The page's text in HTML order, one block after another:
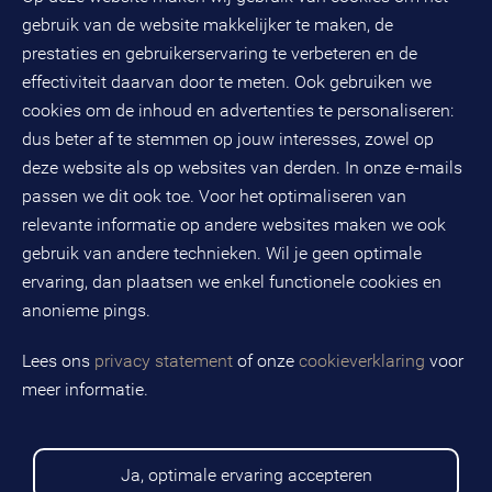
gebruik van de website makkelijker te maken, de
prestaties en gebruikerservaring te verbeteren en de
effectiviteit daarvan door te meten. Ook gebruiken we
cookies om de inhoud en advertenties te personaliseren:
dus beter af te stemmen op jouw interesses, zowel op
deze website als op websites van derden. In onze e-mails
passen we dit ook toe. Voor het optimaliseren van
relevante informatie op andere websites maken we ook
gebruik van andere technieken. Wil je geen optimale
ervaring, dan plaatsen we enkel functionele cookies en
anonieme pings.
Lees ons privacy statement of onze cookieverklaring voor
meer informatie.
Ja, optimale ervaring accepteren
Evenementen
(033) 496 52 00
Databankweg 26 D
3821 ALAmersfoort
Postbus 490
3800 AL Amersfoort
KvK-nummer: 32078667
BTW-nummer: NL808663598B01
Volg ons op social media
BMC is een geregistreerd handelsmerk van BMC groep B.V.
Copyright © 2026 BMC
Disclaimer Sitemap